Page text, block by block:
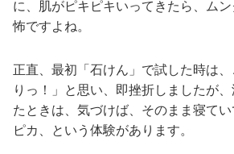
に、肌がピキピキいってきたら、ム
怖ですよね。
正直、最初「石けん」で試した時は
りっ！」と思い、即挫折しましたが
たときは、気づけば、そのまま寝て
ピカ、という体験があります。